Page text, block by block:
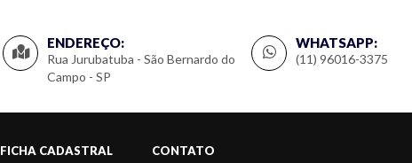
WHATSAPP:
(11) 96016-3375
ENDEREÇO:
Rua Jurubatuba - São Bernardo do
Campo - SP
FICHA CADASTRAL CONTATO